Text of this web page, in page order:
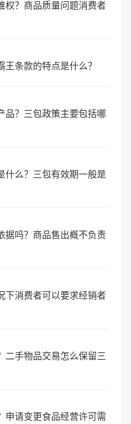
权？商品质量问题消费者
条款的特点是什么？
品？三包政策主要包括哪
什么？三包有效期一般是
据吗？商品售出概不负责
下消费者可以要求经销者
二手物品交易怎么保留三
申请变更食品经营许可需